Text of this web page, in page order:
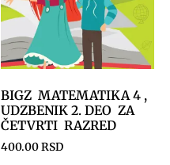
BIGZ MATEMATIKA 4 ,
UDZBENIK 2. DEO ZA
ČETVRTI RAZRED
400.00RSD